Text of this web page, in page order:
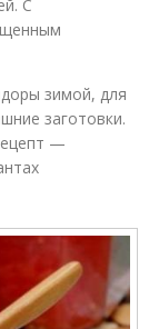
С
зимой, для
заготовки.
—